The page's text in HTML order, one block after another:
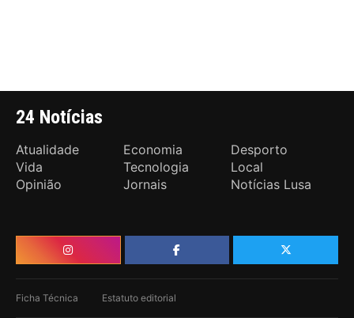
24 Notícias
Atualidade Economia
Desporto
Vida
Tecnologia
Local
Opinião
Jornais Notícias Lusa
Ficha Técnica Estatuto editorial